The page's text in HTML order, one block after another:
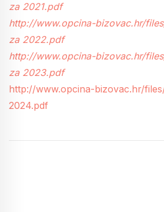
za 2021.pdf
http://www.opcina-bizovac.hr/
za 2022.pdf
http://www.opcina-bizovac.hr/
za 2023.pdf
http://www.opcina-bizovac.hr/
2024.pdf